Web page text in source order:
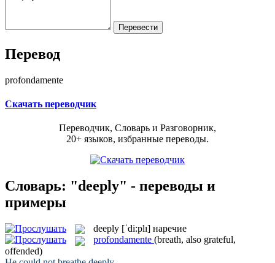
Перевод
profondamente
Скачать переводчик
Переводчик, Словарь и Разговорник,
20+ языков, избранные переводы.
Словарь: "deeply" - переводы и
примеры
deeply [ˈdi:plɪ] наречие
profondamente (breath, also grateful,
offended)